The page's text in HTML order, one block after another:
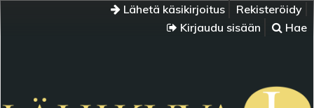
Lähetä käsikirjoitus
Rekisteröidy
Kirjaudu sisään
Hae